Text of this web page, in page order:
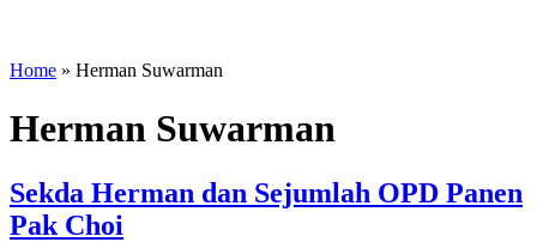
Home » Herman Suwarman
Herman Suwarman
Sekda Herman dan Sejumlah OPD Panen
Pak Choi